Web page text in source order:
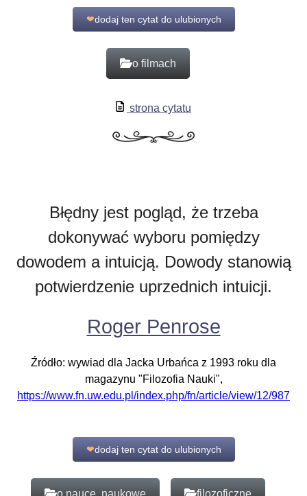
❤dodaj ten cytat do ulubionych
o filmach
strona cytatu
Błędny jest pogląd, że trzeba
dokonywać wyboru pomiędzy
dowodem a intuicją. Dowody stanowią
potwierdzenie uprzednich intuicji.
Roger Penrose
Źródło: wywiad dla Jacka Urbańca z 1993 roku dla
magazynu "Filozofia Nauki",
https://www.fn.uw.edu.pl/index.php/fn/article/view/12/987
❤dodaj ten cytat do ulubionych
o nauce, naukowe filozoficzne